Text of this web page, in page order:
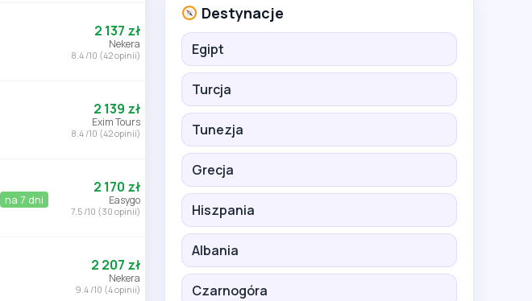
2 137 zł
Nekera
8.4 /10 (42 opinii)
2 139 zł
Exim Tours
8.4 /10 (42 opinii)
na 7 dni
2 170 zł
Easygo
7.5 /10 (30 opinii)
2 207 zł
Nekera
9.4 /10 (4 opinii)
Destynacje
Egipt
Turcja
Tunezja
Grecja
Hiszpania
Albania
Czarnogóra